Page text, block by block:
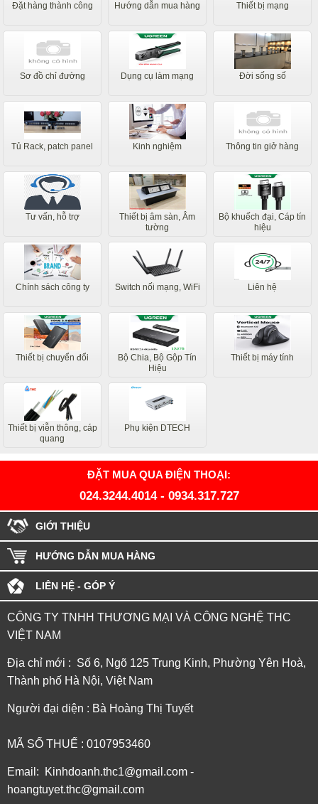
Đặt hàng thành công Hướng dẫn mua hàng Thiết bị mạng
Sơ đồ chỉ đường Dụng cụ làm mạng Đời sống số
Tủ Rack, patch panel Kinh nghiệm Thông tin giở hàng
Tư vấn, hỗ trợ
Thiết bị âm sàn, Âm
tường
Bộ khuếch đại, Cáp tín
hiệu
Chính sách công ty Switch nối mạng, WiFi Liên hệ
Thiết bị chuyển đổi
Bộ Chia, Bộ Gộp Tín
Hiệu
Thiết bị máy tính
Thiết bị viễn thông, cáp
quang
Phụ kiện DTECH
ĐẶT MUA QUA ĐIỆN THOẠI:
024.3244.4014- 0934.317.727
GIỚI THIỆU
HƯỚNG DẪN MUA HÀNG
LIÊN HỆ - GÓP Ý
CÔNG TY TNHH THƯƠNG MẠI VÀ CÔNG NGHỆ THC
VIỆT NAM
Địa chỉ mới : Số 6, Ngõ 125 Trung Kinh, Phường Yên Hoà,
Thành phố Hà Nội, Việt Nam
Người đại diện : Bà Hoàng Thị Tuyết
MÃ SỐ THUẾ : 0107953460
Email: Kinhdoanh.thc1@gmail.com -
hoangtuyet.thc@gmail.com